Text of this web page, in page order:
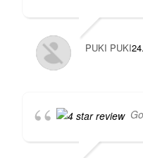
PUKI PUKI